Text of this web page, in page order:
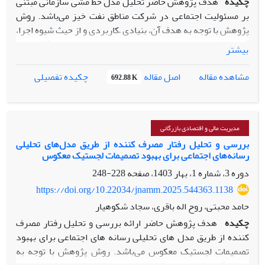
هوش مصنوعی در شهرداری‌های مناطق کمتربرخوردار را ارائه
می‌دهد.
بر مسئولیت اجتماعی در شرکت مناطق نفت خیز می‌باشد. روش
پژوهش با توجه به هدف آن، بنیادی –کاربردی و از حیث شیوه اجرا،
آمیخته (کیفی-کمی) از نوع اکتشافی می‌باشد. جامعه آماری در
اجتماعی و مسئولیت اجتماعی اعضا هیات علمی، مدیران شرکت
نفر از مدیران و کارشناسان شرکت مس ایران صاحب‌نظر در حوزه
مسئولیت اجتماعی شرکت و به روش نمونه گیری تصادفی ساده
انتخاب شدند. ابزار گرداوری یافته‌ها در بخش کیفی مصاحبه نیمه
ساختاریافته و در بخش کمی پرسشنامه محقق ساخته می‌باشد.
برای تجزیه و تحلیل داده‌ها در بخش کیفی بر اساس روش داده
نرم‌افزارهای SPSS و PLS استفاده شد. نتایج بخش کیفی نشان
کد انتخابی می‌باشد که تشکیل‌دهنده مدل خط‌مشی‌های اجتماعی
مبتنی بر مسئولیت اجتماعی در شرکت ملی مس ایران هستند.
نتایج بخش کمی نشان‌ می‌دهد شرایط علی مدل اجرای
خط‌مشی‌های اجتماعی مبتنی بر مسئولیت اجتماعی، عوامل زمینه‌ای
بیشتر
مشاهده مقاله
اصل مقاله 692.88 K چکیده تفصیلی
مدیریت مالی و اقتصادی بازرگانی
بررسی و تحلیل رفتار مصرف کننده از طریق مدل‌های تحلیلی
رسانه‌های اجتماعی برای بهبود تصمیمات لجستیک معکوس
دوره 3، شماره 1، بهار 1403، صفحه
228-248
https://doi.org/10.22034/jnamm.2025.544363.1138
حامد محبتی، روح اله باقری، سجاد شکوهیار
چکیده هدف پژوهش حاضر ارائه بررسی و تحلیل رفتار مصرف
کننده از طریق مدل های تحلیلی رسانه های اجتماعی برای بهبود
تصمیمات لجستیک معکوس می‌باشد. روش پژوهش با توجه به